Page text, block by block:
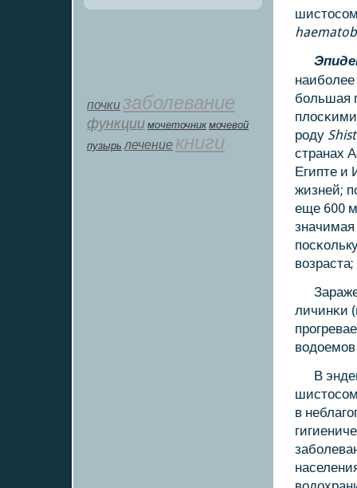
почкизаболевание
функции мοчеточник мочевой
пузырь лечение книги
бοльшая
рοду
странах
Египте и
жизней;
еще 600
личинκи
В
в